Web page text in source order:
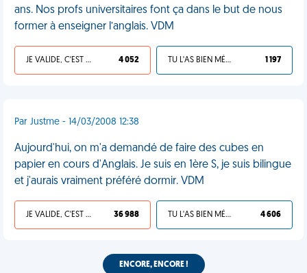
ans. Nos profs universitaires font ça dans le but de nous
former à enseigner l’anglais. VDM
JE VALIDE, C'EST UNE VDM 4 052 TU L'AS BIEN MÉRITÉ 1 197
Par Justme - 14/03/2008 12:38
Aujourd'hui, on m'a demandé de faire des cubes en
papier en cours d'Anglais. Je suis en 1ère S, je suis bilingue
et j'aurais vraiment préféré dormir. VDM
JE VALIDE, C'EST UNE VDM 36 988 TU L'AS BIEN MÉRITÉ 4 606
ENCORE, ENCORE !